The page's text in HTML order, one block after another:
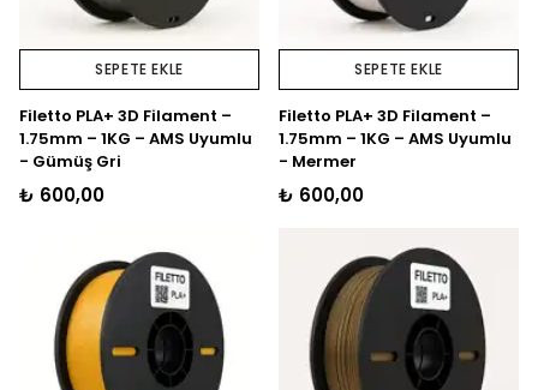
SEPETE EKLE
Filetto PLA+ 3D Filament –
1.75mm – 1KG – AMS Uyumlu
- Gümüş Gri
₺ 600,00
SEPETE EKLE
Filetto PLA+ 3D Filament –
1.75mm – 1KG – AMS Uyumlu
- Mermer
₺ 600,00